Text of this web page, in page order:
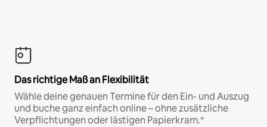
Das richtige Maß an Flexibilität
Wähle deine genauen Termine für den Ein- und Auszug
und buche ganz einfach online – ohne zusätzliche
Verpflichtungen oder lästigen Papierkram.*